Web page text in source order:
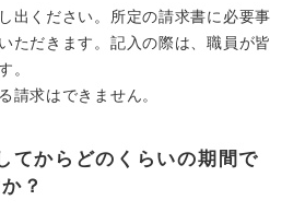
出ください。所定の請求書に必要事
ただきます。記入の際は、職員が皆
。
求はできません。
からどのくらいの期間で
？